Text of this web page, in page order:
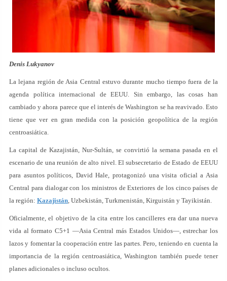
Denis Lukyanov
La lejana región de Asia Central estuvo durante mucho tiempo fuera de la
agenda política internacional de EEUU. Sin embargo, las cosas han
cambiado y ahora parece que el interés de Washington se ha reavivado. Esto
tiene que ver en gran medida con la posición geopolítica de la región
centroasiática.
La capital de Kazajistán, Nur-Sultán, se convirtió la semana pasada en el
escenario de una reunión de alto nivel. El subsecretario de Estado de EEUU
para asuntos políticos, David Hale, protagonizó una visita oficial a Asia
Central para dialogar con los ministros de Exteriores de los cinco países de
la región: Kazajistán, Uzbekistán, Turkmenistán, Kirguistán y Tayikistán.
Oficialmente, el objetivo de la cita entre los cancilleres era dar una nueva
vida al formato C5+1 —Asia Central más Estados Unidos—, estrechar los
lazos y fomentar la cooperación entre las partes. Pero, teniendo en cuenta la
importancia de la región centroasiática, Washington también puede tener
planes adicionales o incluso ocultos.